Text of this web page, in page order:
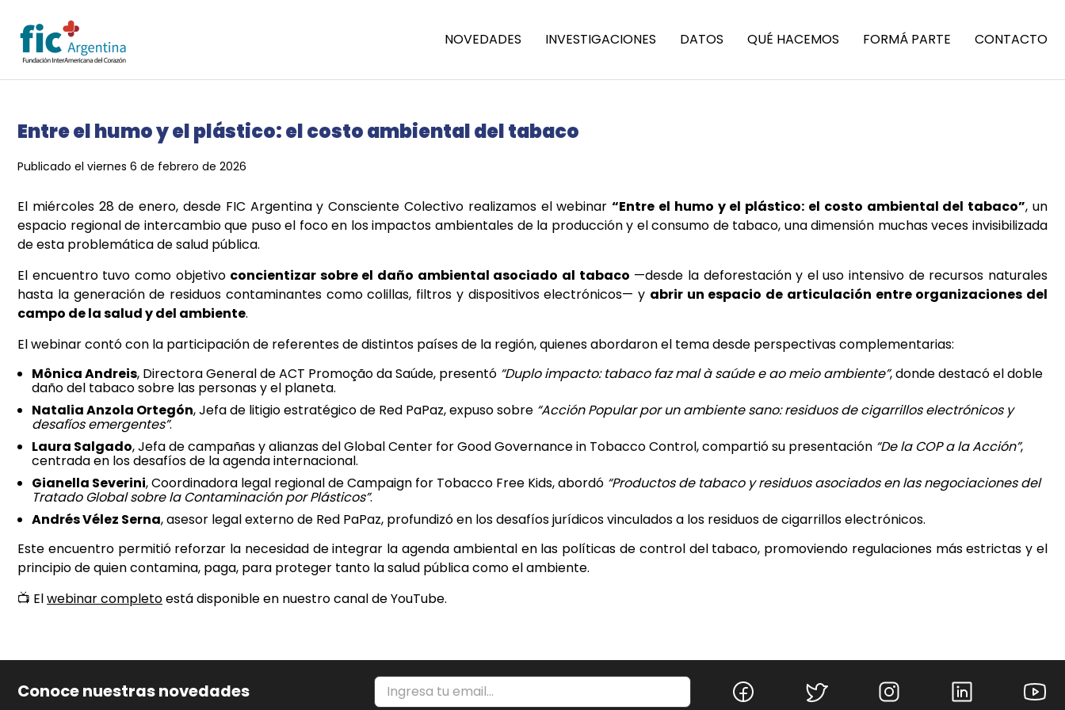
NOVEDADES INVESTIGACIONES DATOS QUÉ HACEMOS FORMÁ PARTE CONTACTO
Entre el humo y el plástico: el costo ambiental del tabaco
Publicado el viernes 6 de febrero de 2026
El miércoles 28 de enero, desde FIC Argentina y Consciente Colectivo realizamos el webinar“Entre el humo y el plástico: el costo ambiental del tabaco”, un
espacio regional de intercambio que puso el foco en los impactos ambientales de la producción y el consumo de tabaco, una dimensión muchas veces invisibilizada
de esta problemática de salud pública.
El encuentro tuvo como objetivo concientizar sobre el daño ambiental asociado al tabaco —desde la deforestación y el uso intensivo de recursos naturales
hasta la generación de residuos contaminantes como colillas, filtros y dispositivos electrónicos— y abrir un espacio de articulación entre organizaciones del
campo de la salud y del ambiente.
El webinar contó con la participación de referentes de distintos países de la región, quienes abordaron el tema desde perspectivas complementarias:
Mônica Andreis, Directora General de ACT Promoção da Saúde, presentó “Duplo impacto: tabaco faz mal à saúde e ao meio ambiente”, donde destacó el doble
daño del tabaco sobre las personas y el planeta.
Natalia Anzola Ortegón, Jefa de litigio estratégico de Red PaPaz, expuso sobre “Acción Popular por un ambiente sano: residuos de cigarrillos electrónicos y
desafíos emergentes”.
Laura Salgado, Jefa de campañas y alianzas del Global Center for Good Governance in Tobacco Control, compartió su presentación “De la COP a la Acción”,
centrada en los desafíos de la agenda internacional.
Gianella Severini, Coordinadora legal regional de Campaign for Tobacco Free Kids, abordó “Productos de tabaco y residuos asociados en las negociaciones del
Tratado Global sobre la Contaminación por Plásticos”.
Andrés Vélez Serna, asesor legal externo de Red PaPaz, profundizó en los desafíos jurídicos vinculados a los residuos de cigarrillos electrónicos.
Este encuentro permitió reforzar la necesidad de integrar la agenda ambiental en las políticas de control del tabaco, promoviendo regulaciones más estrictas y el
principio de quien contamina, paga, para proteger tanto la salud pública como el ambiente.
📺 Elwebinar completoestá disponible en nuestro canal de YouTube.
Conoce nuestras novedades